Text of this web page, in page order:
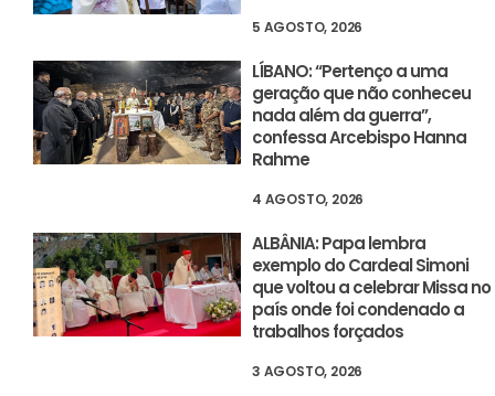
5 AGOSTO, 2026
LÍBANO: “Pertenço a uma
geração que não conheceu
nada além da guerra”,
confessa Arcebispo Hanna
Rahme
4 AGOSTO, 2026
ALBÂNIA: Papa lembra
exemplo do Cardeal Simoni
que voltou a celebrar Missa no
país onde foi condenado a
trabalhos forçados
3 AGOSTO, 2026